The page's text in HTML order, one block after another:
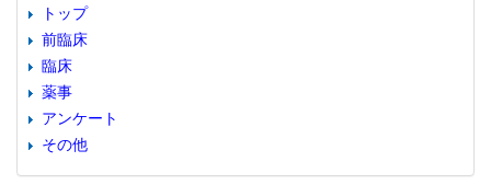
トップ
前臨床
臨床
薬事
アンケート
その他